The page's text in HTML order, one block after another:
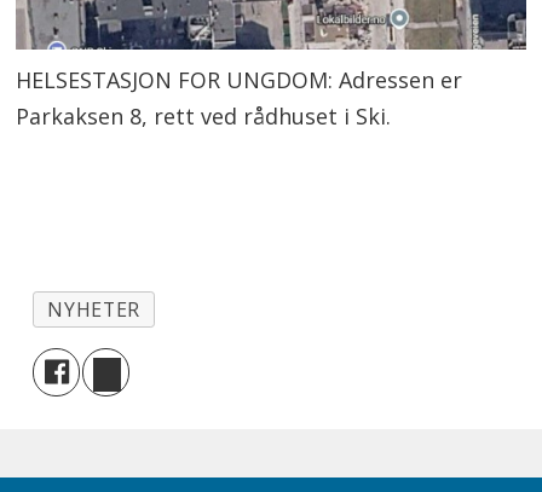
Tirsdag og onsdag må time avtales
Telefon: 45 65 83 13
HELSESTASJON FOR UNGDOM: Adressen er
Parkaksen 8, rett ved rådhuset i Ski.
NYHETER